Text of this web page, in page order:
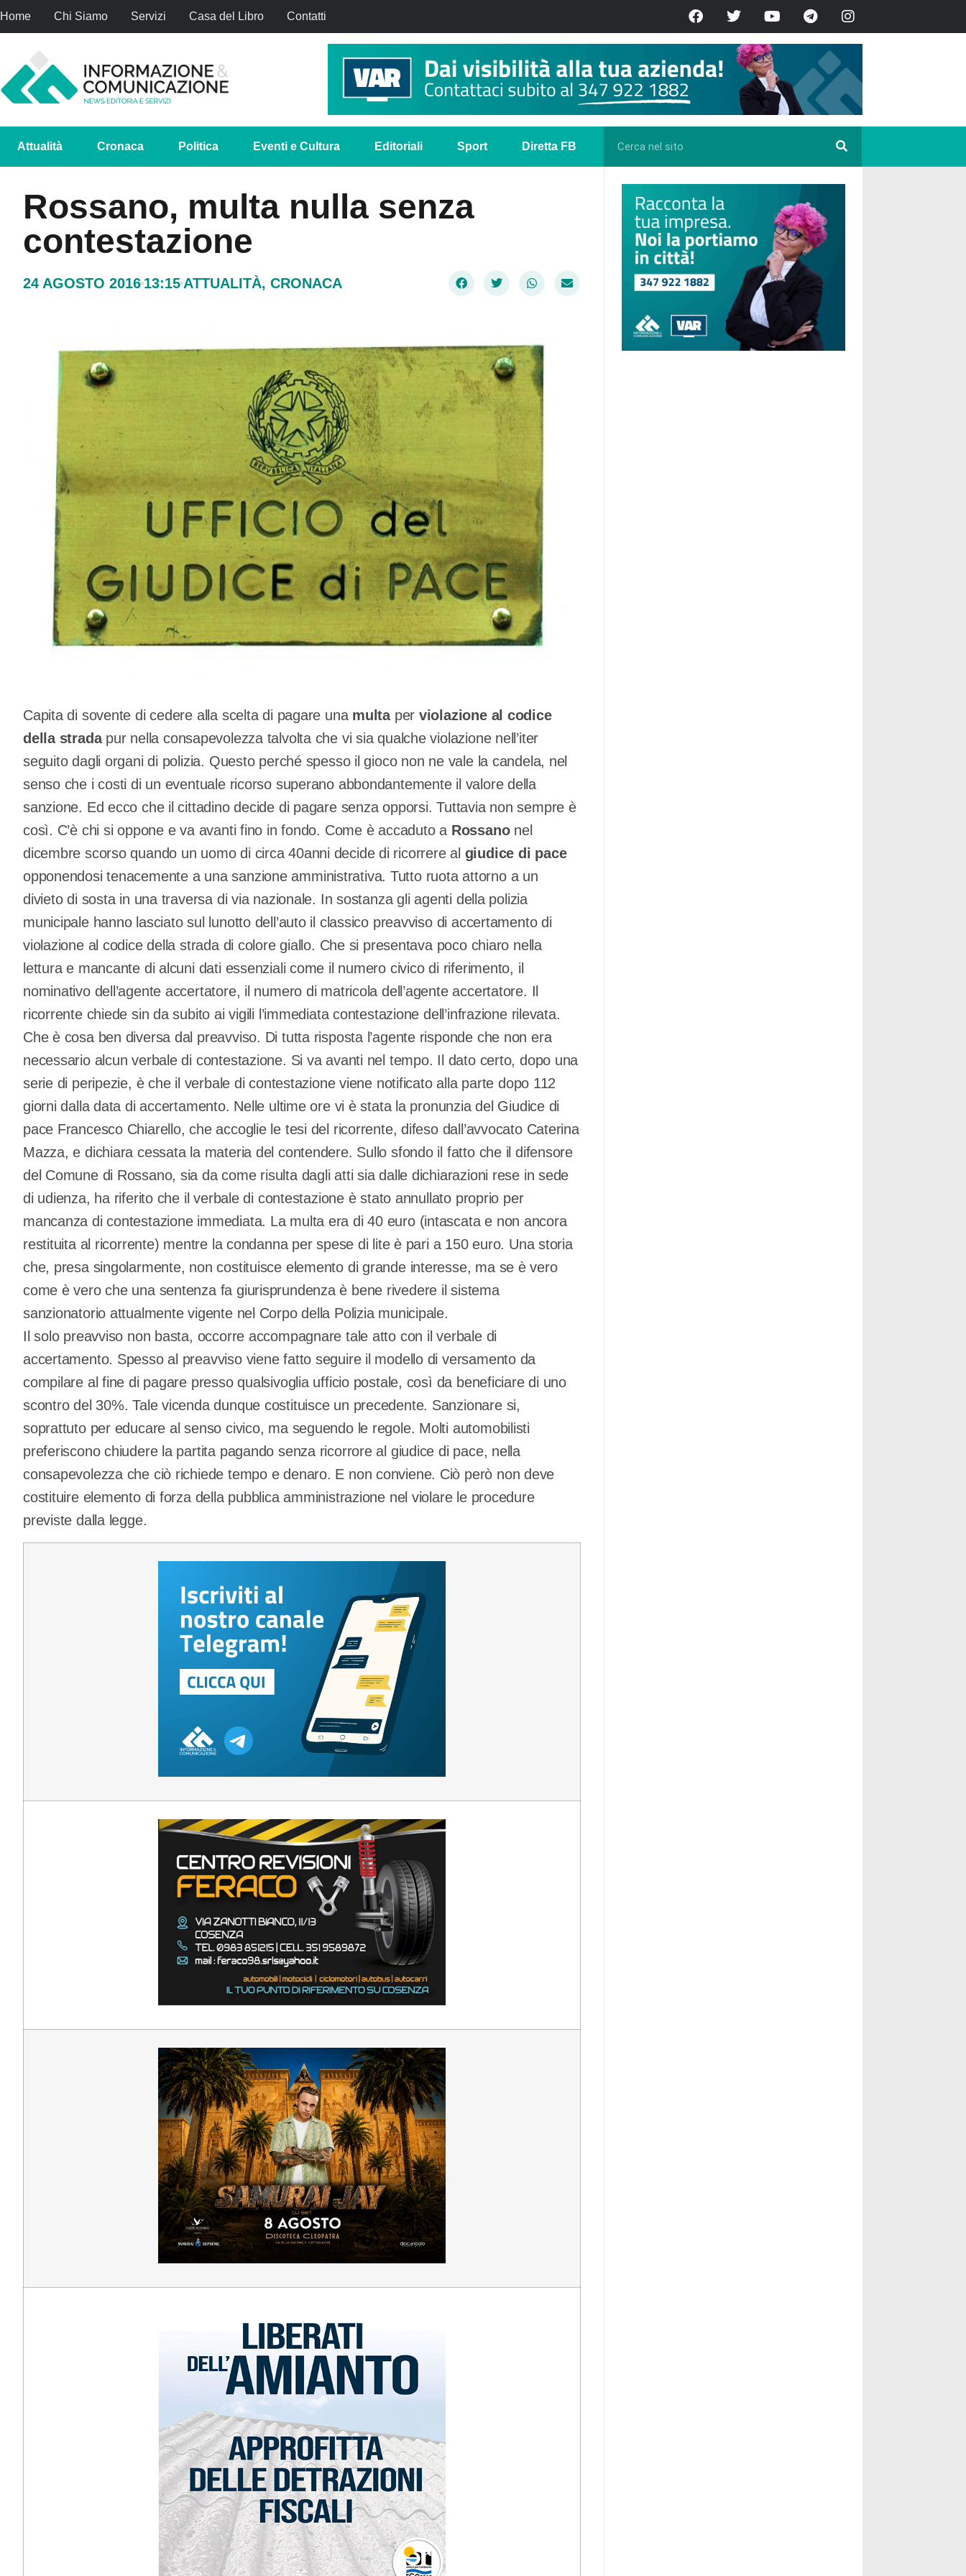
Home Chi Siamo Servizi Casa del Libro Contatti
Attualità Cronaca Politica Eventi e Cultura Editoriali Sport Diretta FB
Rossano, multa nulla senza
contestazione
24 AGOSTO 2016 13:15 ATTUALITÀ, CRONACA
Capita di sovente di cedere alla scelta di pagare una multaper violazione al codice
della stradapur nella consapevolezza talvolta che vi sia qualche violazione nell’iter
seguito dagli organi di polizia. Questo perché spesso il gioco non ne vale la candela, nel
senso che i costi di un eventuale ricorso superano abbondantemente il valore della
sanzione. Ed ecco che il cittadino decide di pagare senza opporsi. Tuttavia non sempre è
così. C’è chi si oppone e va avanti fino in fondo. Come è accaduto a Rossanonel
dicembre scorso quando un uomo di circa 40anni decide di ricorrere al giudice di pace
opponendosi tenacemente a una sanzione amministrativa. Tutto ruota attorno a un
divieto di sosta in una traversa di via nazionale. In sostanza gli agenti della polizia
municipale hanno lasciato sul lunotto dell’auto il classico preavviso di accertamento di
violazione al codice della strada di colore giallo. Che si presentava poco chiaro nella
lettura e mancante di alcuni dati essenziali come il numero civico di riferimento, il
nominativo dell’agente accertatore, il numero di matricola dell’agente accertatore. Il
ricorrente chiede sin da subito ai vigili l’immediata contestazione dell’infrazione rilevata.
Che è cosa ben diversa dal preavviso. Di tutta risposta l’agente risponde che non era
necessario alcun verbale di contestazione. Si va avanti nel tempo. Il dato certo, dopo una
serie di peripezie, è che il verbale di contestazione viene notificato alla parte dopo 112
giorni dalla data di accertamento. Nelle ultime ore vi è stata la pronunzia del Giudice di
pace Francesco Chiarello, che accoglie le tesi del ricorrente, difeso dall’avvocato Caterina
Mazza, e dichiara cessata la materia del contendere. Sullo sfondo il fatto che il difensore
del Comune di Rossano, sia da come risulta dagli atti sia dalle dichiarazioni rese in sede
di udienza, ha riferito che il verbale di contestazione è stato annullato proprio per
mancanza di contestazione immediata. La multa era di 40 euro (intascata e non ancora
restituita al ricorrente) mentre la condanna per spese di lite è pari a 150 euro. Una storia
che, presa singolarmente, non costituisce elemento di grande interesse, ma se è vero
come è vero che una sentenza fa giurisprundenza è bene rivedere il sistema
sanzionatorio attualmente vigente nel Corpo della Polizia municipale.
Il solo preavviso non basta, occorre accompagnare tale atto con il verbale di
accertamento. Spesso al preavviso viene fatto seguire il modello di versamento da
compilare al fine di pagare presso qualsivoglia ufficio postale, così da beneficiare di uno
scontro del 30%. Tale vicenda dunque costituisce un precedente. Sanzionare si,
soprattuto per educare al senso civico, ma seguendo le regole. Molti automobilisti
preferiscono chiudere la partita pagando senza ricorrore al giudice di pace, nella
consapevolezza che ciò richiede tempo e denaro. E non conviene. Ciò però non deve
costituire elemento di forza della pubblica amministrazione nel violare le procedure
previste dalla legge.